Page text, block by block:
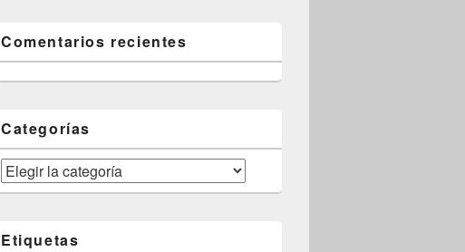
Comentarios recientes
Categorías
Categorías
Etiquetas